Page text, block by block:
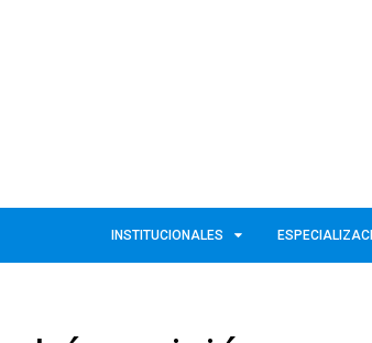
INSTITUCIONALES